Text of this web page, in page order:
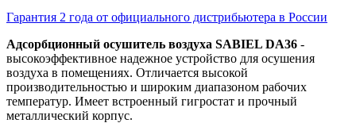
Гарантия 2 года от официального дистрибьютера в России
Адсорбционный осушитель воздуха SABIEL DA36 -
высокоэффективное надежное устройство для осушения
воздуха в помещениях. Отличается высокой
производительностью и широким диапазоном рабочих
температур. Имеет встроенный гигростат и прочный
металлический корпус.